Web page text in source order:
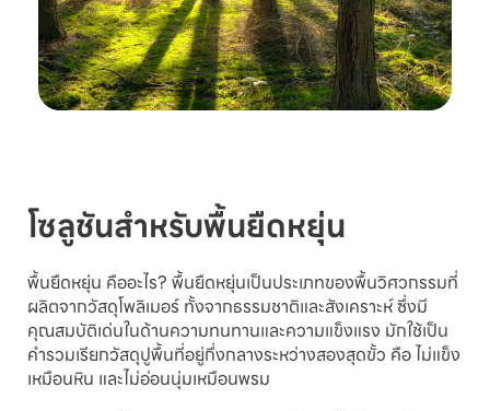
โซลูชันสำหรับพื้นยืดหยุ่น
พื้นยืดหยุ่น คืออะไร? พื้นยืดหยุ่นเป็นประเภทของพื้นวิศวกรรมที่
ผลิตจากวัสดุโพลิเมอร์ ทั้งจากธรรมชาติและสังเคราะห์ ซึ่งมี
คุณสมบัติเด่นในด้านความทนทานและความแข็งแรง มักใช้เป็น
คำรวมเรียกวัสดุปูพื้นที่อยู่กึ่งกลางระหว่างสองสุดขั้ว คือ ไม่แข็ง
เหมือนหิน และไม่อ่อนนุ่มเหมือนพรม